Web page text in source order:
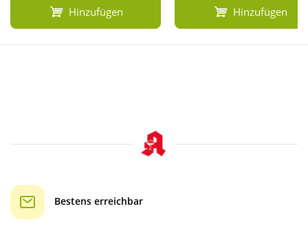
Hinzufügen Hinzufügen
Bestens erreichbar